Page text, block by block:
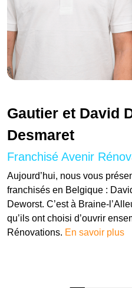
Gautier et David
Desmaret
Franchisé Avenir
Aujourd’hui, nous vous
franchisés en Belgique :
Deworst. C’est à Braine-
qu’ils ont choisi d’ouvrir
Rénovations. En savoir plus